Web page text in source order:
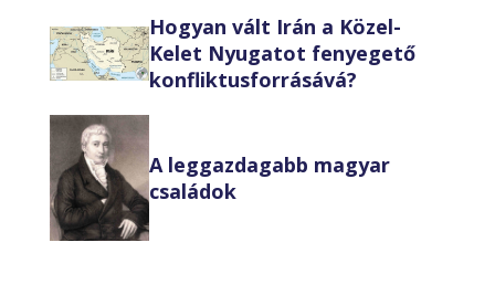
Hogyan vált Irán a Közel-
Kelet Nyugatot fenyegető
konfliktusforrásává?
A leggazdagabb magyar
családok